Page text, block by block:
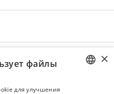
×
файлы
для улучшения